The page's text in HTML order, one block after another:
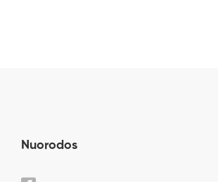
Nuorodos